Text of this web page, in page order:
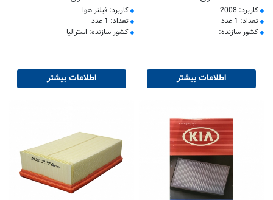
کاربرد: 2008
تعداد: 1 عدد
کشور سازنده:
اطلاعات بیشتر
کاربرد: فیلتر هوا
تعداد: 1 عدد
کشور سازنده: استرالیا
اطلاعات بیشتر